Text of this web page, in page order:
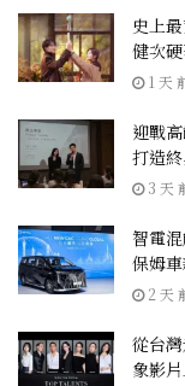
史上
健次
1 天
迎戰
打造
3 天
智電
保姆
2 天
從台
象影